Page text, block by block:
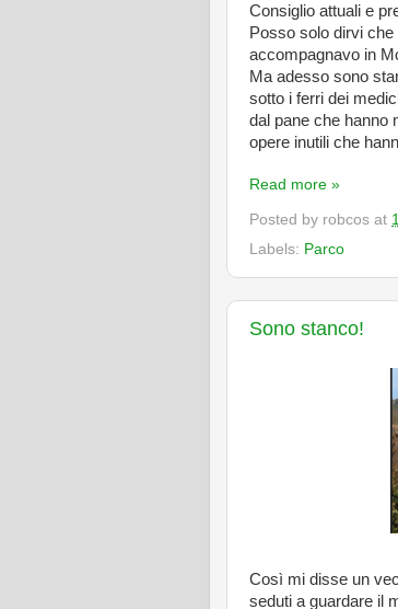
Consiglio attuali e
Posso solo dirvi
accompagnavo in
Ma adesso sono
sotto i ferri dei
dal pane che hanno
opere inutili che
Read more »
Posted by robcos at
Labels: Parco
Sono stanco!
Così mi disse un
seduti a guardare il